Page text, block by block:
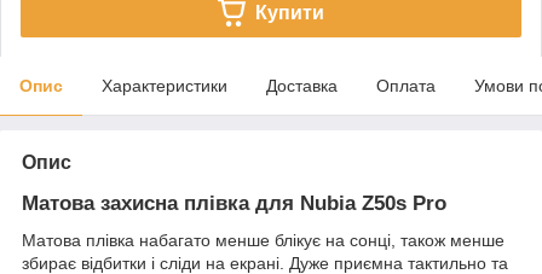
Купити
Опис Характеристики Доставка Оплата Умови
Опис
Матова захисна плівка для Nubia Z50s Pro
Матова плівка набагато менше блікує на сонці, також менше
збирає відбитки і сліди на екрані. Дуже приємна тактильно та